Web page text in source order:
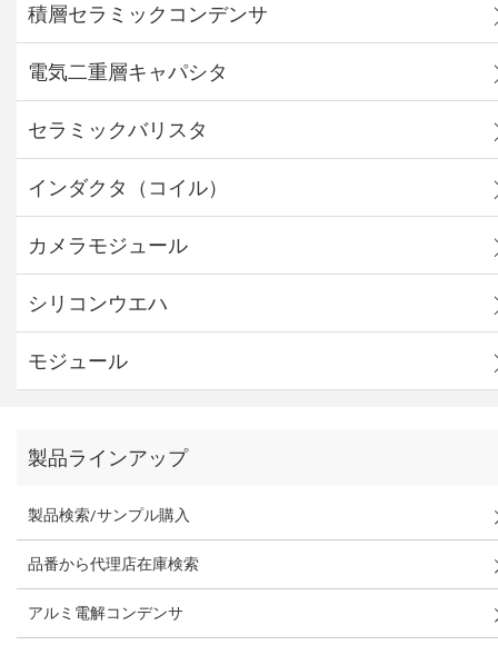
積層セラミックコンデンサ
電気二重層キャパシタ
セラミックバリスタ
インダクタ（コイル）
カメラモジュール
シリコンウエハ
モジュール
製品ラインアップ
製品検索/サンプル購入
品番から代理店在庫検索
アルミ電解コンデンサ